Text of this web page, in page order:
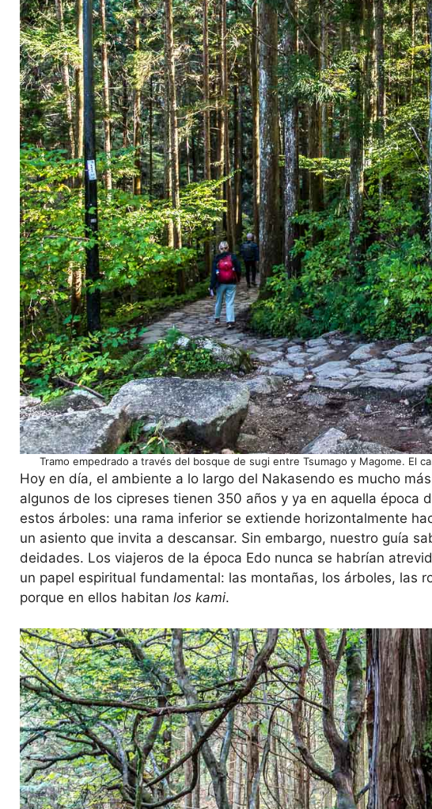
Tramo empedrado a través del bosque de sugi entre Tsumago y Magome. El
Hoy en día, el ambiente a lo largo del Nakasendo es mucho
algunos de los cipreses tienen 350 años y ya en aquella época
estos árboles: una rama inferior se extiende horizontalmente
un asiento que invita a descansar. Sin embargo, nuestro guía
deidades. Los viajeros de la época Edo nunca se habrían
un papel espiritual fundamental: las montañas, los árboles, las
porque en ellos habitan los kami.